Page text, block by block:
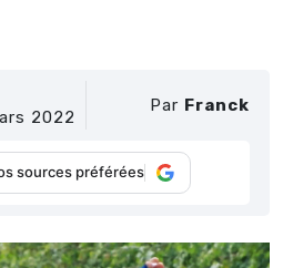
2022
Par Franck
sources préférées